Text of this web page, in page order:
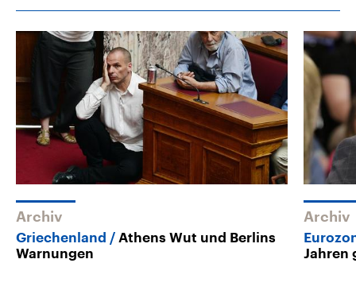
Archiv
Griechenland
Athens Wut und Berlins
Warnungen
Archiv
Jahren